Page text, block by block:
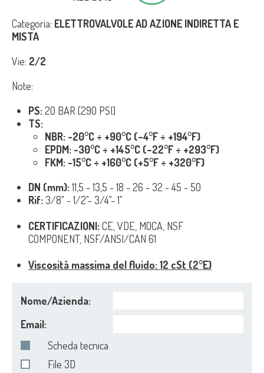
Categoria: ELETTROVALVOLE AD AZIONE INDIRETTA E
MISTA
Vie: 2/2
Note:
PS:20 BAR [290 PSI]
TS:
NBR: -20°C ÷ +90°C (–4°F ÷ +194°F)
EPDM: -30°C ÷ +145°C (–22°F ÷ +293°F)
FKM: -15°C ÷ +160°C (+5°F ÷ +320°F)
DN (mm):11,5 - 13,5 - 18 - 26 - 32 - 45 - 50
Rif: 3/8" - 1/2"- 3/4"- 1"
CERTIFICAZIONI:CE, VDE, MOCA, NSF
COMPONENT, NSF/ANSI/CAN 61
Viscosità massima del fluido: 12 cSt (2°E)
Nome/Azienda:
Email:
Scheda tecnica
File 3D